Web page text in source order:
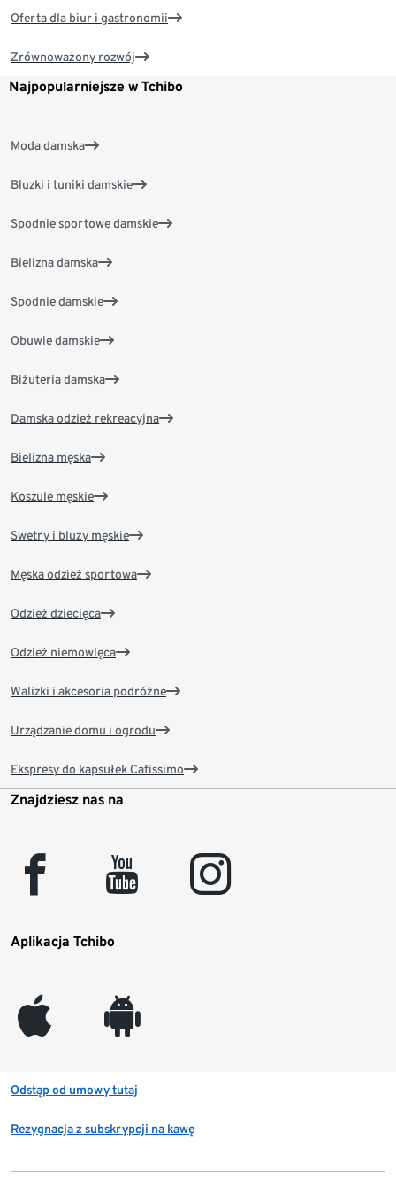
Oferta dla biur i gastronomii
Zrównoważony rozwój
Najpopularniejsze w Tchibo
Moda damska
Bluzki i tuniki damskie
Spodnie sportowe damskie
Bielizna damska
Spodnie damskie
Obuwie damskie
Biżuteria damska
Damska odzież rekreacyjna
Bielizna męska
Koszule męskie
Swetry i bluzy męskie
Męska odzież sportowa
Odzież dziecięca
Odzież niemowlęca
Walizki i akcesoria podróżne
Urządzanie domu i ogrodu
Ekspresy do kapsułek Cafissimo
Znajdziesz nas na
facebook youtube instagram
Aplikacja Tchibo
appleinc android
Odstąp od umowy tutaj
Rezygnacja z subskrypcji na kawę